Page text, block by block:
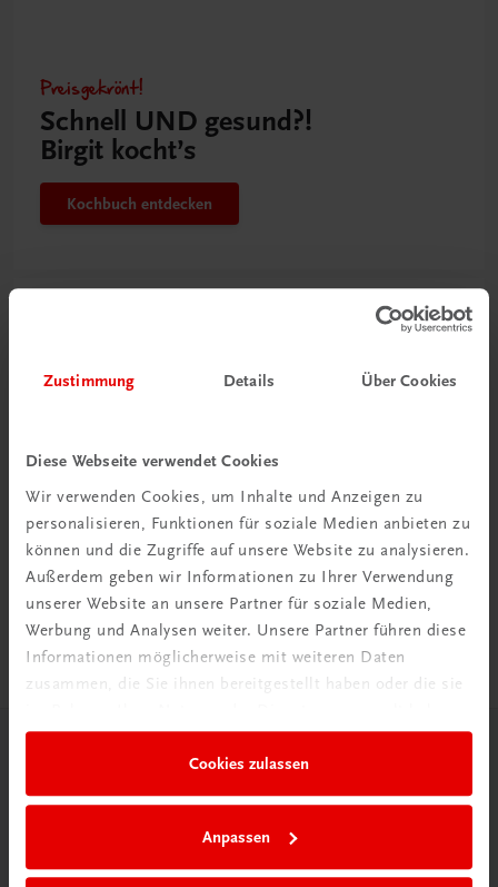
Zustimmung Details Über Cookies
Diese Webseite verwendet Cookies
Wir verwenden Cookies, um Inhalte und Anzeigen zu
personalisieren, Funktionen für soziale Medien anbieten zu
können und die Zugriffe auf unsere Website zu analysieren.
Außerdem geben wir Informationen zu Ihrer Verwendung
unserer Website an unsere Partner für soziale Medien,
Werbung und Analysen weiter. Unsere Partner führen diese
Informationen möglicherweise mit weiteren Daten
zusammen, die Sie ihnen bereitgestellt haben oder die sie
Cookies zulassen
Anpassen
Preisgekrönt!
Schnell UND gesund?!
Birgit kocht’s
Kochbuch entdecken
Rabattcode erhalten
Newsletter abonnieren
& Versandkosten sparen
Jetzt anmelden
Herzlich willkommen bei TRAUNER!